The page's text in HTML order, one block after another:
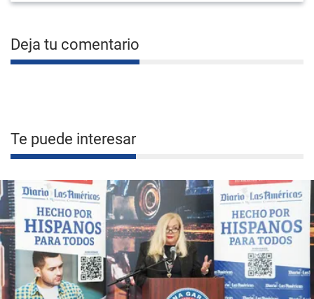
Deja tu comentario
Te puede interesar